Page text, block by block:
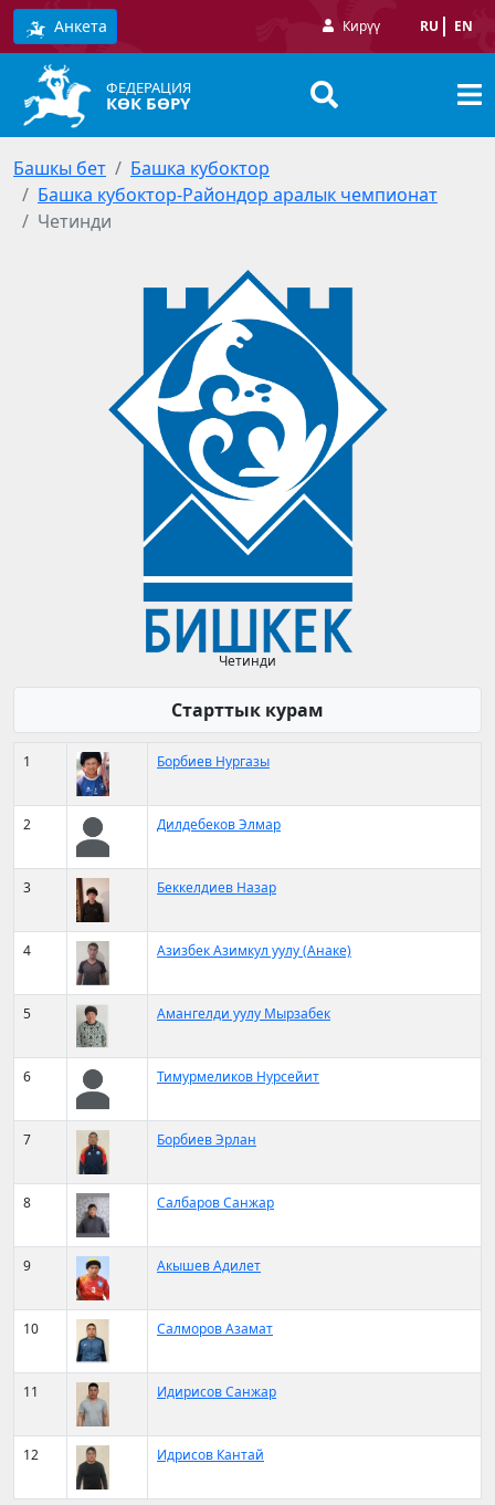
Анкета Кирүү RU EN
ФЕДЕРАЦИЯ
КӨК БӨРҮ
Башкы бет
Башка кубоктор
Башка кубоктор-Райондор аралык чемпионат
Четинди
Четинди
Старттык курам
1 Борбиев Нургазы
2 Дилдебеков Элмар
3 Беккелдиев Назар
4 Азизбек Азимкул уулу (Анаке)
5 Амангелди уулу Мырзабек
6 Тимурмеликов Нурсейит
7 Борбиев Эрлан
8 Салбаров Санжар
9 Акышев Адилет
10 Салморов Азамат
11 Идирисов Санжар
12 Идрисов Кантай